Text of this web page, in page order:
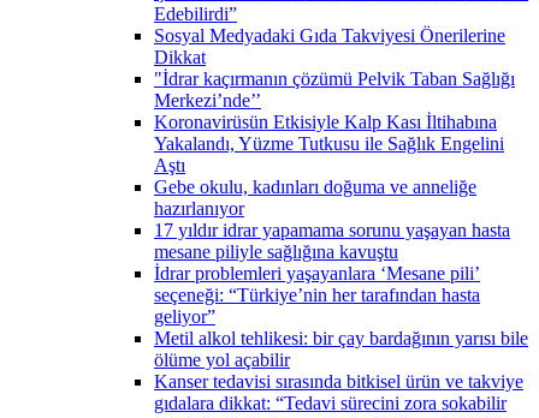
Edebilirdi”
Sosyal Medyadaki Gıda Takviyesi Önerilerine
Dikkat
"İdrar kaçırmanın çözümü Pelvik Taban Sağlığı
Merkezi’nde’’
Koronavirüsün Etkisiyle Kalp Kası İltihabına
Yakalandı, Yüzme Tutkusu ile Sağlık Engelini
Aştı
Gebe okulu, kadınları doğuma ve anneliğe
hazırlanıyor
17 yıldır idrar yapamama sorunu yaşayan hasta
mesane piliyle sağlığına kavuştu
İdrar problemleri yaşayanlara ‘Mesane pili’
seçeneği: “Türkiye’nin her tarafından hasta
geliyor”
Metil alkol tehlikesi: bir çay bardağının yarısı bile
ölüme yol açabilir
Kanser tedavisi sırasında bitkisel ürün ve takviye
gıdalara dikkat: “Tedavi sürecini zora sokabilir